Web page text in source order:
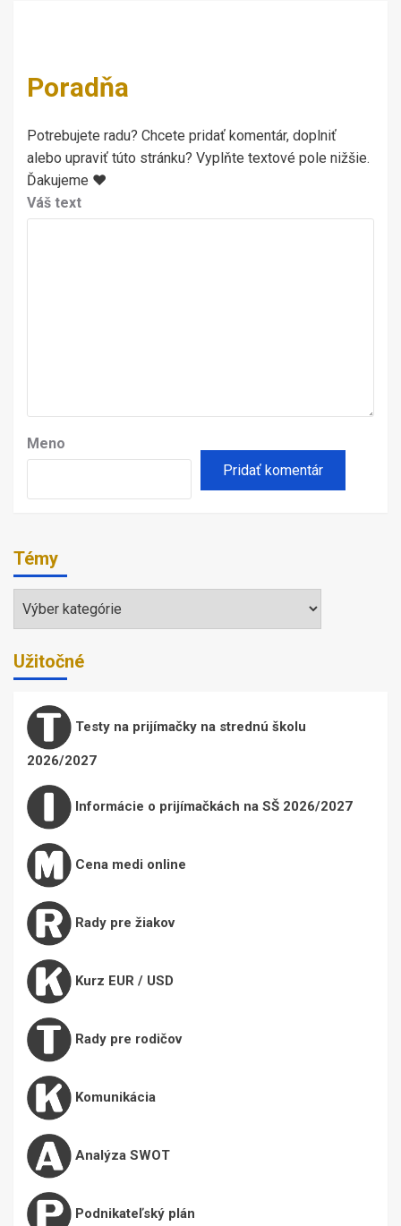
Poradňa
Potrebujete radu? Chcete pridať komentár, doplniť
alebo upraviť túto stránku? Vyplňte textové pole nižšie.
Ďakujeme ♥
Váš text
Meno
Témy
Témy
Užitočné
Testy na prijímačky na strednú školu
2026/2027
Informácie o prijímačkách na SŠ 2026/2027
Cena medi online
Rady pre žiakov
Kurz EUR / USD
Rady pre rodičov
Komunikácia
Analýza SWOT
Podnikateľský plán